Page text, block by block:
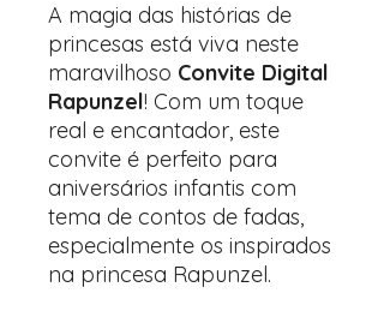
A magia das histórias de
princesas está viva neste
maravilhoso Convite Digital
Rapunzel! Com um toque
real e encantador, este
convite é perfeito para
aniversários infantis com
tema de contos de fadas,
especialmente os inspirados
na princesa Rapunzel.